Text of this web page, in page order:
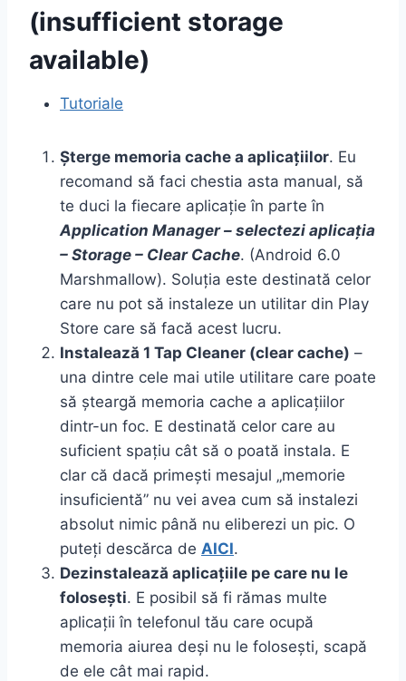
(insufficient storage
available)
Tutoriale
Șterge memoria cache a aplicațiilor. Eu
recomand să faci chestia asta manual, să
te duci la fiecare aplicație în parte în
Application Manager – selectezi aplicația
– Storage – Clear Cache. (Android 6.0
Marshmallow). Soluția este destinată celor
care nu pot să instaleze un utilitar din Play
Store care să facă acest lucru.
Instalează 1 Tap Cleaner (clear cache) –
una dintre cele mai utile utilitare care poate
să șteargă memoria cache a aplicațiilor
dintr-un foc. E destinată celor care au
suficient spațiu cât să o poată instala. E
clar că dacă primești mesajul „memorie
insuficientă” nu vei avea cum să instalezi
absolut nimic până nu eliberezi un pic. O
puteți descărca de AICI.
Dezinstalează aplicațiile pe care nu le
folosești. E posibil să fi rămas multe
aplicații în telefonul tău care ocupă
memoria aiurea deși nu le folosești, scapă
de ele cât mai rapid.